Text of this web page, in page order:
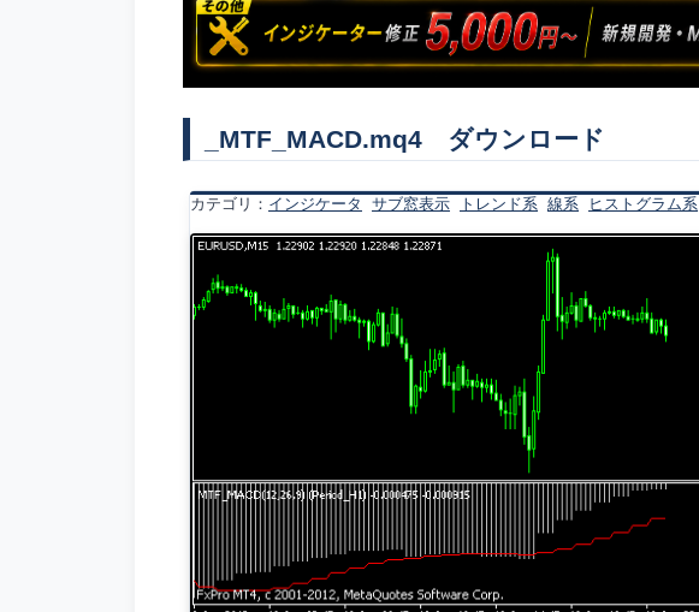
_MTF_MACD.mq4 ダウンロード
カテゴリ： インジケータ サブ窓表示 トレンド系 線系 ヒストグラム系